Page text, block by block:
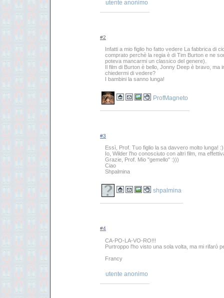
utente anonimo
#2
Infatti a mio figlio ho fatto vedere La fabbrica di
comprato perchè la regia è di Tim Burton e ne
poteva mancarmi un classico del genere).
Il film di Burton è bello, Jonny Deep è bravo,
chiedermi di vedere?
I bambini la sanno lunga!
ProfMagneto
#3
Essì, Prof. Tuo figlio la sa davvero molto lunga! :)
Io, Wilder l'ho conosciuto con altri film, ma
Grazie, Prof. Mio "gemello" :)))
Ciao
Shpalmina
shpalmina
#4
CA-PO-LA-VO-RO!!!
Purtroppo l'ho visto una sola volta, ma mi rifarò
Francy
utente anonimo